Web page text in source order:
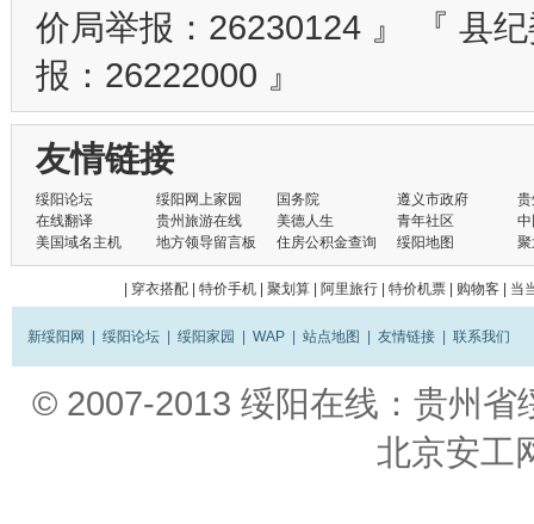
价局举报：26230124 』 『 县
报：26222000 』
友情链接
绥阳论坛 绥阳网上家园 国务院 遵义市政府
在线翻译
贵州旅游在线 美德人生 青年社区
美国域名主机
地方领导留言板 住房公积金查询 绥阳地图
| 穿衣搭配 | 特价手机 | 聚划算 | 阿里旅行 | 特价机票 | 购物客 | 当
新绥阳网 | 绥阳论坛 | 绥阳家园 | WAP | 站点地图 | 友情链接 | 联系我们
© 2007-2013 绥阳在线：贵州省
北京安工